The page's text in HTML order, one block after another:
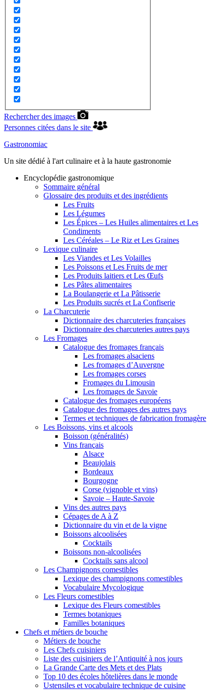
Rechercher des images
Personnes citées dans le site
Gastronomiac
Un site dédié à l'art culinaire et à la haute gastronomie
Encyclopédie gastronomique
Sommaire général
Glossaire des produits et des ingrédients
Les Fruits
Les Légumes
Les Épices – Les Huiles alimentaires et Les
Condiments
Les Céréales – Le Riz et Les Graines
Lexique culinaire
Les Viandes et Les Volailles
Les Poissons et Les Fruits de mer
Les Produits laitiers et Les Œufs
Les Pâtes alimentaires
La Boulangerie et La Pâtisserie
Les Produits sucrés et La Confiserie
La Charcuterie
Dictionnaire des charcuteries françaises
Dictionnaire des charcuteries autres pays
Les Fromages
Catalogue des fromages français
Les fromages alsaciens
Les fromages d’Auvergne
Les fromages corses
Fromages du Limousin
Les fromages de Savoie
Catalogue des fromages européens
Catalogue des fromages des autres pays
Termes et techniques de fabrication fromagère
Les Boissons, vins et alcools
Boisson (généralités)
Vins français
Alsace
Beaujolais
Bordeaux
Bourgogne
Corse (vignoble et vins)
Savoie – Haute-Savoie
Vins des autres pays
Cépages de A à Z
Dictionnaire du vin et de la vigne
Boissons alcoolisées
Cocktails
Boissons non-alcoolisées
Cocktails sans alcool
Les Champignons comestibles
Lexique des champignons comestibles
Vocabulaire Mycologique
Les Fleurs comestibles
Lexique des Fleurs comestibles
Termes botaniques
Familles botaniques
Chefs et métiers de bouche
Métiers de bouche
Les Chefs cuisiniers
Liste des cuisiniers de l’Antiquité à nos jours
La Grande Carte des Mets et des Plats
Top 10 des écoles hôtelières dans le monde
Ustensiles et vocabulaire technique de cuisine